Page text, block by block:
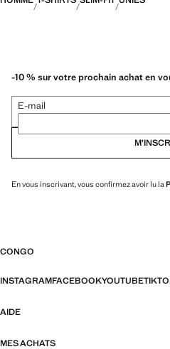
-10 % sur votre prochain achat en
E-mail
En vous inscrivant, vous confirmez avoir lu la
CONGO
INSTAGRAMFACEBOOKYOUTUBE
AIDE
MES ACHATS